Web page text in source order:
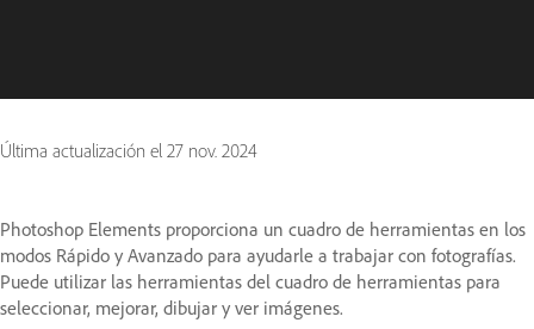
Última actualización el 27 nov. 2024
Photoshop Elements proporciona un cuadro de herramientas en los
modos Rápido y Avanzado para ayudarle a trabajar con fotografías.
Puede utilizar las herramientas del cuadro de herramientas para
seleccionar, mejorar, dibujar y ver imágenes.